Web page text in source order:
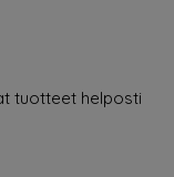
tuotteet helposti